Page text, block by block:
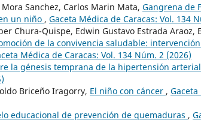
Sanchez, Carlos Marin Mata, Gangrena de
un niño , Gaceta Médica de Caracas: Vol. 134
Chura-Quispe, Edwin Gustavo Estrada Araoz,
de la convivencia saludable:
Médica de Caracas: Vol. 134 Núm. 2 (2026)
la génesis temprana de la hipertensión
Briceño Iragorry, El niño con cáncer , Gaceta
educacional de prevención de quemaduras ,